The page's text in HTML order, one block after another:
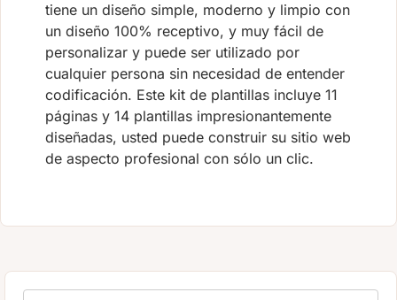
tiene un diseño simple, moderno y limpio con
un diseño 100% receptivo, y muy fácil de
personalizar y puede ser utilizado por
cualquier persona sin necesidad de entender
codificación. Este kit de plantillas incluye 11
páginas y 14 plantillas impresionantemente
diseñadas, usted puede construir su sitio web
de aspecto profesional con sólo un clic.